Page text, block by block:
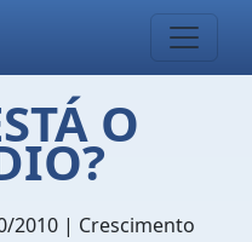
O
2010 | Crescimento